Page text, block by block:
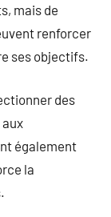
mais de
renforcer
ses objectifs.
des
également
la